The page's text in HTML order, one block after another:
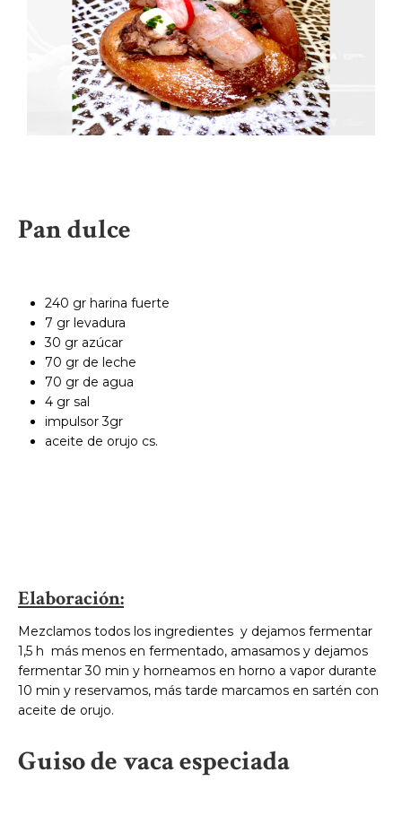
Pan dulce
240 gr harina fuerte
7 gr levadura
30 gr azúcar
70 gr de leche
70 gr de agua
4 gr sal
impulsor 3gr
aceite de orujo cs.
Elaboración:
Mezclamos todos los ingredientes y dejamos fermentar
1,5 h más menos en fermentado, amasamos y dejamos
fermentar 30 min y horneamos en horno a vapor durante
10 min y reservamos, más tarde marcamos en sartén con
aceite de orujo.
Guiso de vaca especiada